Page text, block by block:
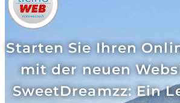
Starten Sie Ihren
mit der neuen
SweetDreamzz: Ein